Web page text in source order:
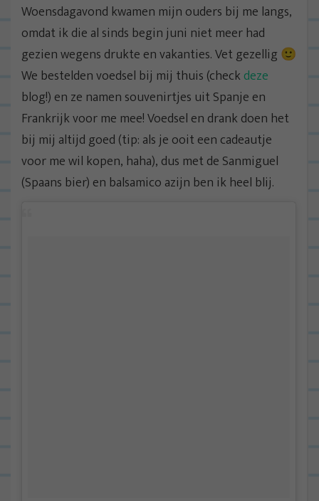
Woensdagavond kwamen mijn ouders bij me langs,
omdat ik die al sinds begin juni niet meer had
gezien wegens drukte en vakanties. Vet gezellig 🙂
We bestelden voedsel bij mij thuis (check deze
blog!) en ze namen souvenirtjes uit Spanje en
Frankrijk voor me mee! Voedsel en drank doen het
bij mij altijd goed (tip: als je ooit een cadeautje
voor me wil kopen, haha), dus met de Sanmiguel
(Spaans bier) en balsamico azijn ben ik heel blij.